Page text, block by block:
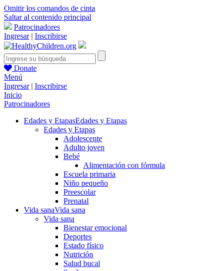
Omitir los comandos de cinta
Saltar al contenido principal
Patrocinadores
Ingresar| Inscribirse
Donate
Menú
Ingresar| Inscribirse
Inicio
Patrocinadores
Edades y EtapasEdades y Etapas
Edades y Etapas
Adolescente
Adulto joven
Bebé
Alimentación con fórmula
Escuela primaria
Niño pequeño
Preescolar
Prenatal
Vida sanaVida sana
Vida sana
Bienestar emocional
Deportes
Estado físico
Nutrición
Salud bucal